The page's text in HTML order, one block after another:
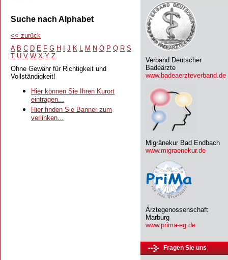
Suche nach Alphabet
<< zurück
A B C D E F G H J K L M N O P Q R S
T U V W X Y Z
Ohne Gewähr für Richtigkeit und
Vollständigkeit!
Hier können Sie Ihren Kurort
eintragen...
Hier finden Sie Banner zum
verlinken...
Verband Deutscher
Badeärzte
www.badeaerzteverband.de
Migränekur Bad Endbach
www.migraenekur.de
Ärztegenossenschaft
Marburg
www.prima-eg.de
Fragen Sie uns